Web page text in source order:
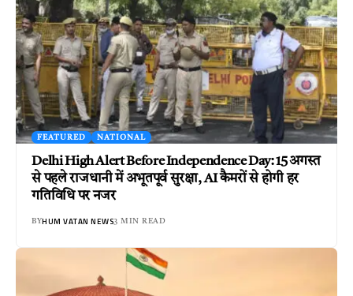
FEATURED NATIONAL
Delhi High Alert Before Independence Day: 15 अगस्त
से पहले राजधानी में अभूतपूर्व सुरक्षा, AI कैमरों से होगी हर
गतिविधि पर नजर
BYHUM VATAN NEWS3 MIN READ